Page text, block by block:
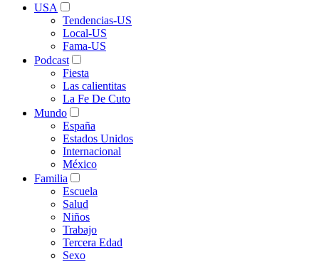
USA
Tendencias-US
Local-US
Fama-US
Podcast
Fiesta
Las calientitas
La Fe De Cuto
Mundo
España
Estados Unidos
Internacional
México
Familia
Escuela
Salud
Niños
Trabajo
Tercera Edad
Sexo